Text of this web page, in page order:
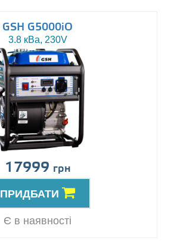
GSH G5000iO
3.8 кВа, 230V
17999 грн
ПРИДБАТИ
Є в наявності